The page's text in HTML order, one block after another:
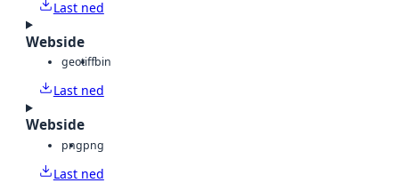
Last ned
Webside
geotiffbin
Last ned
Webside
pngpng
Last ned